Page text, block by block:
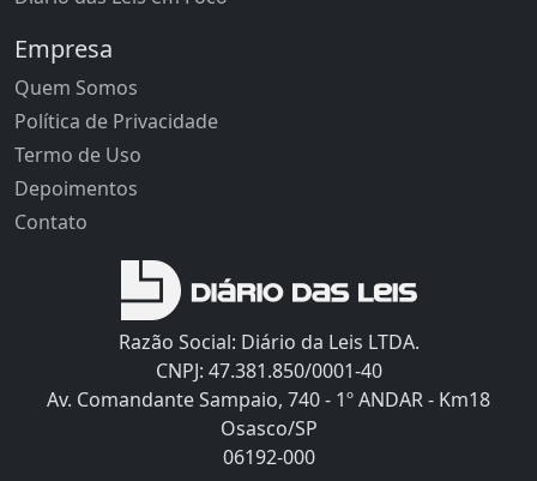
Empresa
Quem Somos
Política de Privacidade
Termo de Uso
Depoimentos
Contato
Razão Social: Diário da Leis LTDA.
CNPJ: 47.381.850/0001-40
Av. Comandante Sampaio, 740 - 1º ANDAR - Km18
Osasco/SP
06192-000